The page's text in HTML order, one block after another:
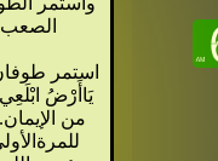
للمرةالأولى قال تعالى (يَا نُوحُ إِنَّهُ لَيْسَ مِنْ أَهْلِكَ